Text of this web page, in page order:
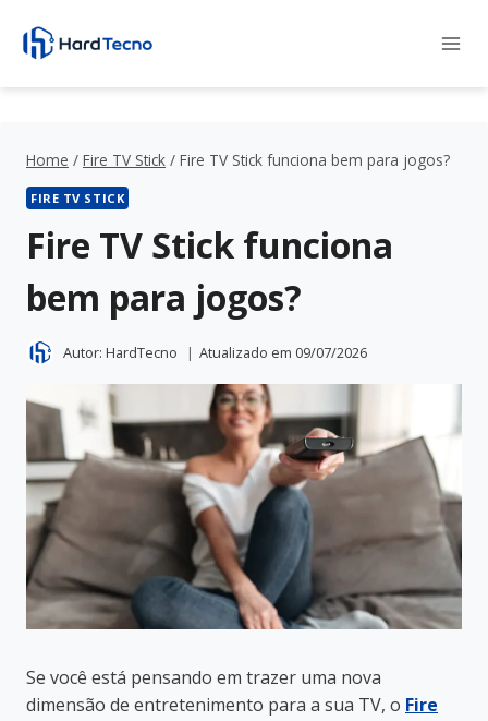
para
Conteúdo
Home / Fire TV Stick / Fire TV Stick funciona bem para jogos?
FIRE TV STICK
Fire TV Stick funciona
bem para jogos?
Autor: HardTecno Atualizado em 09/07/2026
Se você está pensando em trazer uma nova
dimensão de entretenimento para a sua TV, o Fire